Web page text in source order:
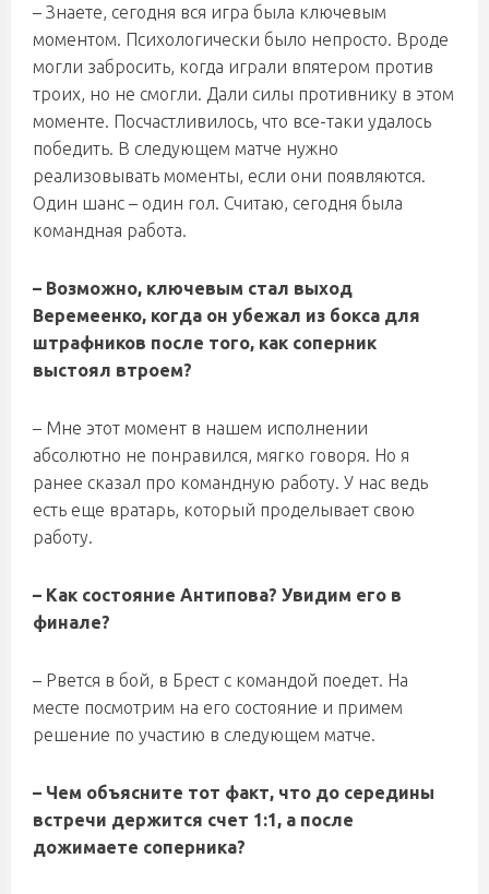
– Знаете, сегодня вся игра была ключевым
моментом. Психологически было непросто. Вроде
могли забросить, когда играли впятером против
троих, но не смогли. Дали силы противнику в этом
моменте. Посчастливилось, что все-таки удалось
победить. В следующем матче нужно
реализовывать моменты, если они появляются.
Один шанс – один гол. Считаю, сегодня была
командная работа.
– Возможно, ключевым стал выход
Веремеенко, когда он убежал из бокса для
штрафников после того, как соперник
выстоял втроем?
– Мне этот момент в нашем исполнении
абсолютно не понравился, мягко говоря. Но я
ранее сказал про командную работу. У нас ведь
есть еще вратарь, который проделывает свою
работу.
– Как состояние Антипова? Увидим его в
финале?
– Рвется в бой, в Брест с командой поедет. На
месте посмотрим на его состояние и примем
решение по участию в следующем матче.
– Чем объясните тот факт, что до середины
встречи держится счет 1:1, а после
дожимаете соперника?